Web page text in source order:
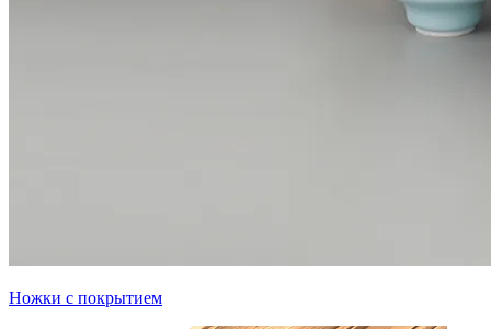
Ножки с покрытием